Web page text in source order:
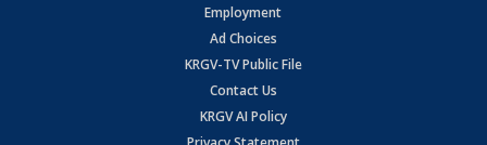
Employment
Ad Choices
KRGV-TV Public File
Contact Us
KRGV AI Policy